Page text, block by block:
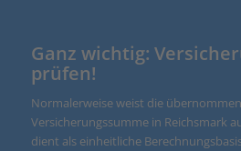
Ganz wichtig:
prüfen!
Normalerweise weist die
Versicherungssumme in Reichsmark
dient als einheitliche